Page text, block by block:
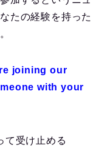
たの経験を持った
joining our
with your
て受け止める